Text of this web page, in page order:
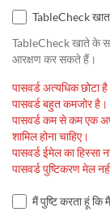
TableCheck
TableCheck खाते के
आरक्षण कर सकते हैं।
पासवर्ड अत्यधिक छोटा
पासवर्ड बहुत कमजोर है।
पासवर्ड कम से कम एक
शामिल होना चाहिए।
पासवर्ड ईमेल का हिस्सा
पासवर्ड पुष्टिकरण मेल
मैं पुष्टि करता हूं